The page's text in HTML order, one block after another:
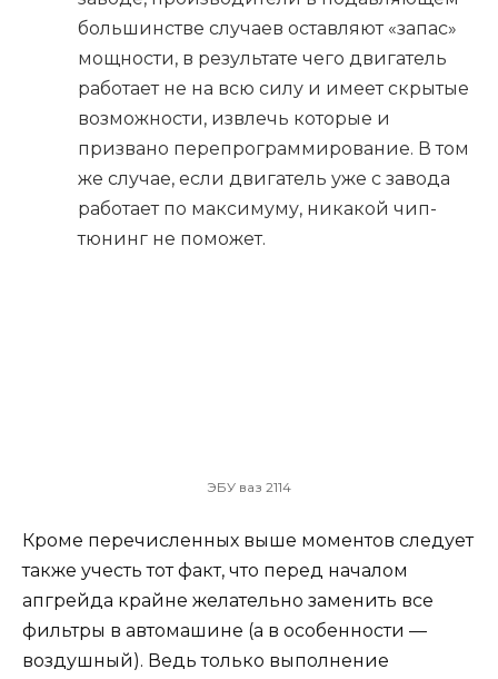
большинстве случаев оставляют «запас»
мощности, в результате чего двигатель
работает не на всю силу и имеет скрытые
возможности, извлечь которые и
призвано перепрограммирование. В том
же случае, если двигатель уже с завода
работает по максимуму, никакой чип-
тюнинг не поможет.
ЭБУ ваз 2114
Кроме перечисленных выше моментов следует
также учесть тот факт, что перед началом
апгрейда крайне желательно заменить все
фильтры в автомашине (а в особенности —
воздушный). Ведь только выполнение